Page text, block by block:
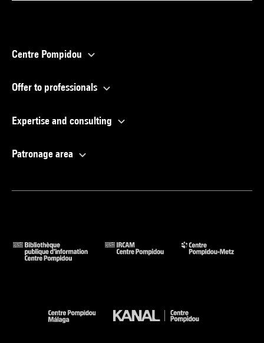
Centre Pompidou
Offer to professionals
Expertise and consulting
Patronage area